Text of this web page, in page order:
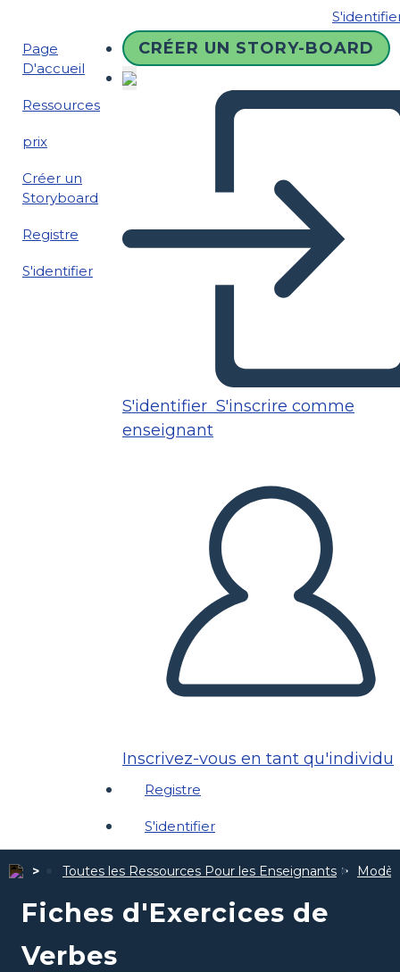
Page
D'accueil
Ressources
prix
Créer un
Storyboard
Registre
S'identifier
CRÉER UN STORY-BOARD
S'identifier S'inscrire comme
enseignant
Inscrivez-vous en tant qu'individu
Registre
S'identifier
Toutes les Ressources Pour les Enseignants
Fiches d'Exercices de
Verbes